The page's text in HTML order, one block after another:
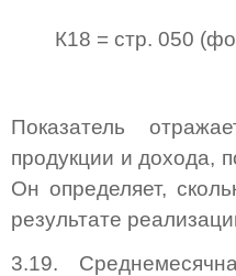
К18 = стр. 050
Показатель
продукции и дохода,
Он определяет,
результате
3.19.